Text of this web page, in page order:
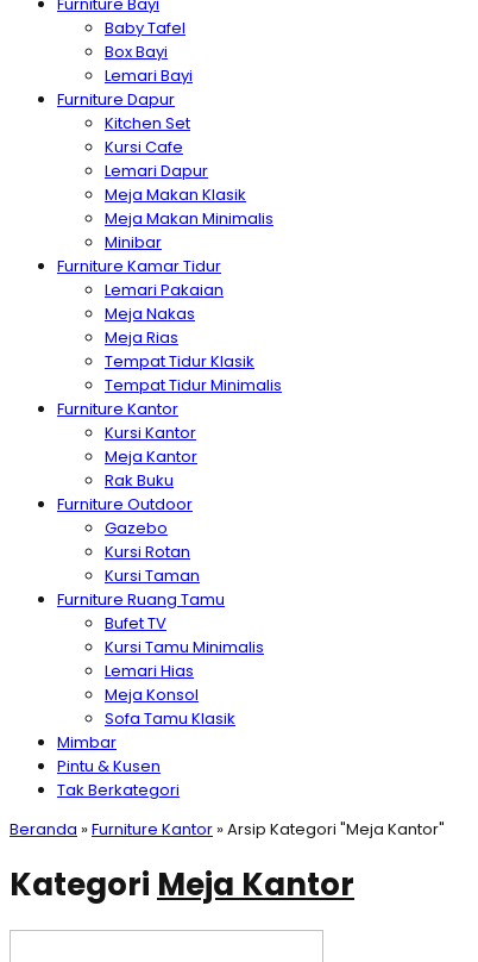
Baby Tafel
Box Bayi
Lemari Bayi
Furniture Dapur
Kitchen Set
Kursi Cafe
Lemari Dapur
Meja Makan Klasik
Meja Makan Minimalis
Minibar
Furniture Kamar Tidur
Lemari Pakaian
Meja Nakas
Meja Rias
Tempat Tidur Klasik
Tempat Tidur Minimalis
Furniture Kantor
Kursi Kantor
Meja Kantor
Rak Buku
Furniture Outdoor
Gazebo
Kursi Rotan
Kursi Taman
Furniture Ruang Tamu
Bufet TV
Kursi Tamu Minimalis
Lemari Hias
Meja Konsol
Sofa Tamu Klasik
Mimbar
Pintu & Kusen
Tak Berkategori
Beranda »Furniture Kantor »Arsip Kategori "Meja Kantor"
Kategori Meja Kantor